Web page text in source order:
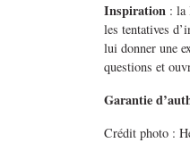
Inspiration : la
les tentatives
lui donner une
questions et
Garantie
Crédit photo :